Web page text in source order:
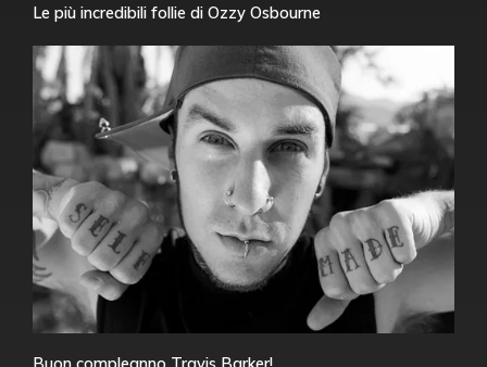
Le più incredibili follie di Ozzy Osbourne